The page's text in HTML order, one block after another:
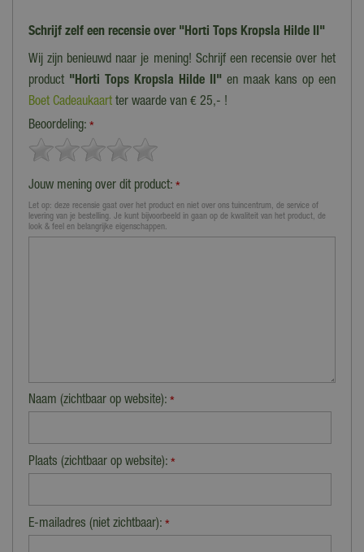
Schrijf zelf een recensie over "Horti Tops Kropsla Hilde II"
Wij zijn benieuwd naar je mening! Schrijf een recensie over het
product "Horti Tops Kropsla Hilde II" en maak kans op een
Boet Cadeaukaart ter waarde van € 25,- !
Beoordeling: *
Jouw mening over dit product: *
Let op: deze recensie gaat over het product en niet over ons tuincentrum, de service of
levering van je bestelling. Je kunt bijvoorbeeld in gaan op de kwaliteit van het product, de
look & feel en belangrijke eigenschappen.
Naam (zichtbaar op website): *
Plaats (zichtbaar op website): *
E-mailadres (niet zichtbaar): *